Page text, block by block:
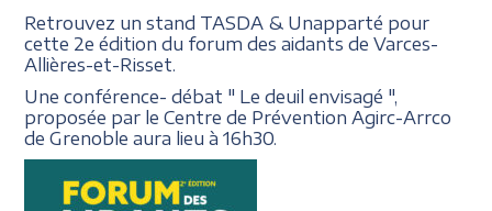
Retrouvez un stand TASDA & Unapparté pour
cette 2e édition du forum des aidants de Varces-
Allières-et-Risset.
Une conférence- débat " Le deuil envisagé ",
proposée par le Centre de Prévention Agirc-Arrco
de Grenoble aura lieu à 16h30.